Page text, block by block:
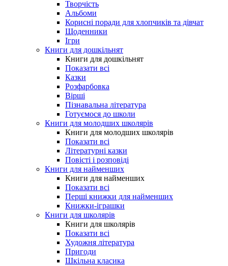
Творчість
Альбоми
Корисні поради для хлопчиків та дівчат
Щоденники
Ігри
Книги для дошкільнят
Книги для дошкільнят
Показати всі
Казки
Розфарбовка
Вірші
Пізнавальна література
Готуємося до школи
Книги для молодших школярів
Книги для молодших школярів
Показати всі
Літературні казки
Повісті і розповіді
Книги для найменших
Книги для найменших
Показати всі
Перші книжки для найменших
Книжки-іграшки
Книги для школярів
Книги для школярів
Показати всі
Художня література
Пригоди
Шкільна класика